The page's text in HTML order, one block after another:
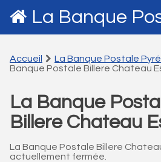
La Banque
Accueil La Banque Postale
Banque Postale Billere Chateau
La Banque
Billere Chateau
La Banque Postale Billere
actuellement fermée.